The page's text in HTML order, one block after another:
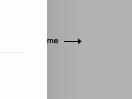
Back to home